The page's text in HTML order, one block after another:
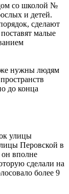
со школой №
и детей.
сделают
малые
нужны людям
до конца
улицы
Перовской в
вполне
сделали на
более 9